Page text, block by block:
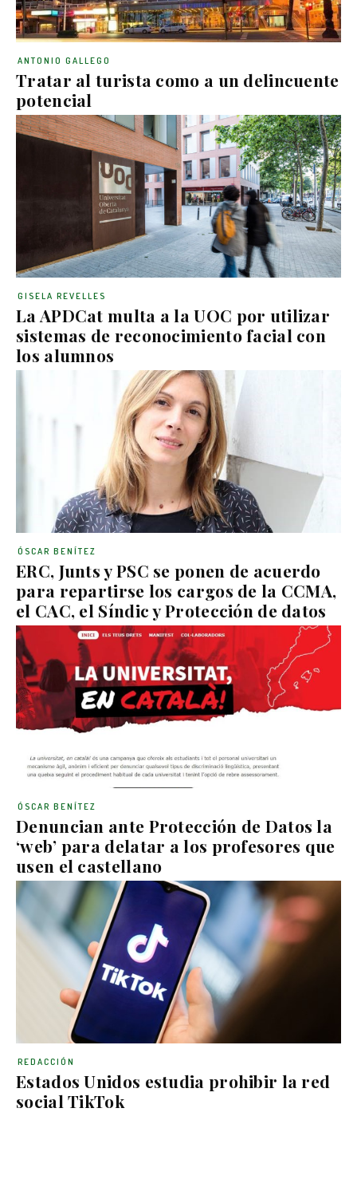
Tratar al turista como a un delincuente
potencial
ANTONIO GALLEGO
La APDCat multa a la UOC por utilizar
sistemas de reconocimiento facial con
los alumnos
GISELA REVELLES
ERC, Junts y PSC se ponen de acuerdo
para repartirse los cargos de la CCMA,
el CAC, el Síndic y Protección de datos
ÓSCAR BENÍTEZ
Denuncian ante Protección de Datos la
‘web’ para delatar a los profesores que
usen el castellano
ÓSCAR BENÍTEZ
Estados Unidos estudia prohibir la red
social TikTok
REDACCIÓN